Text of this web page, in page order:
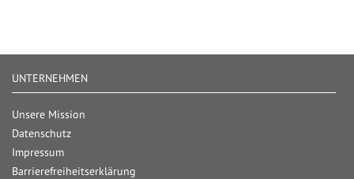
UNTERNEHMEN
Unsere Mission
Datenschutz
Impressum
Barrierefreiheitserklärung